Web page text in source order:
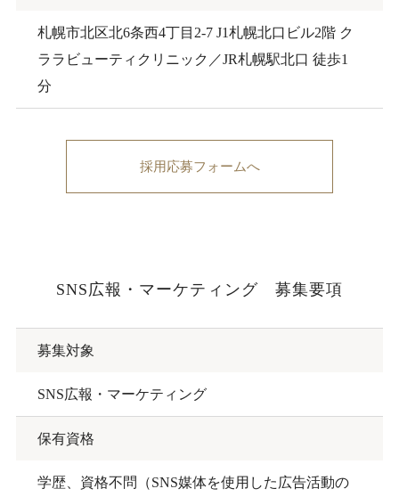
札幌市北区北6条西4丁目2-7 J1札幌北口ビル2階 ク
ララビューティクリニック／JR札幌駅北口 徒歩1
分
採用応募フォームへ
SNS広報・マーケティング 募集要項
募集対象
SNS広報・マーケティング
保有資格
学歴、資格不問（SNS媒体を使用した広告活動の